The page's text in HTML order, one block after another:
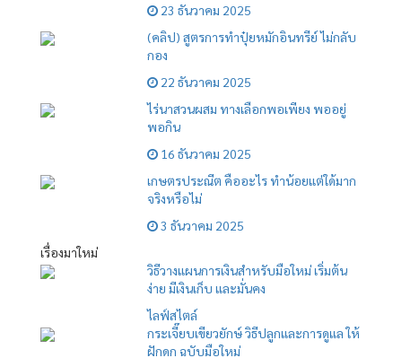
23 ธันวาคม 2025
(คลิป) สูตรการทำปุ๋ยหมักอินทรีย์ ไม่กลับ
กอง
22 ธันวาคม 2025
ไร่นาสวนผสม ทางเลือกพอเพียง พออยู่
พอกิน
16 ธันวาคม 2025
เกษตรประณีต คืออะไร ทำน้อยแต่ใด้มาก
จริงหรือไม่
3 ธันวาคม 2025
เรื่องมาใหม่
วิธีวางแผนการเงินสำหรับมือใหม่ เริ่มต้น
ง่าย มีเงินเก็บ และมั่นคง
ไลฟ์สไตล์
กระเจี๊ยบเขียวยักษ์ วิธีปลูกและการดูแล ให้
ฝักดก ฉบับมือใหม่